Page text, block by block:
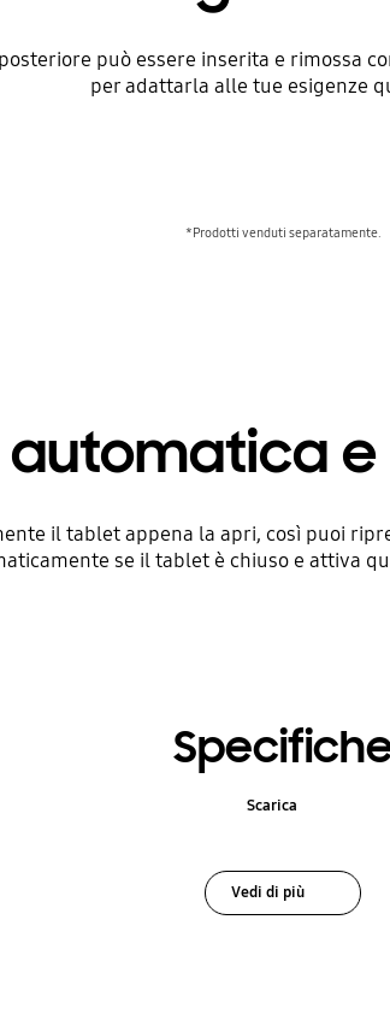
può essere inserita e rimossa
per adattarla alle tue esigenze
*Prodotti venduti separatamente.
automatica
il tablet appena la apri, così puoi
se il tablet è chiuso e attiva
Scarica
Vedi di più